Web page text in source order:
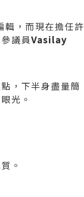
，而現在擔任許
議員Vasilay
，下半身盡量簡
光。
。